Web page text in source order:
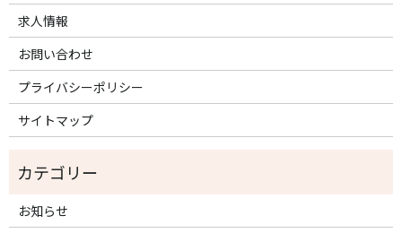
求人情報
お問い合わせ
プライバシーポリシー
サイトマップ
お知らせ